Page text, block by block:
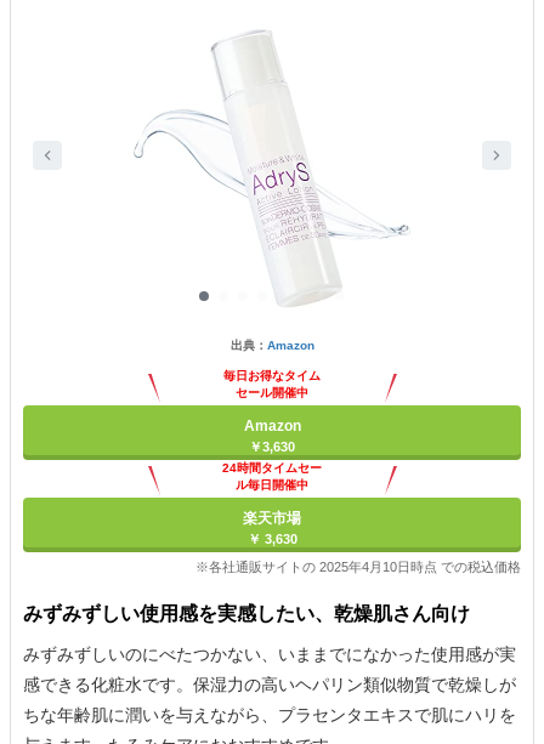
出典： Amazon
毎日お得なタイム
セール開催中
Amazon
￥3,630
24時間タイムセー
ル毎日開催中
楽天市場
￥ 3,630
※各社通販サイトの 2025年4月10日時点 での税込価格
みずみずしい使用感を実感したい、乾燥肌さん向け
みずみずしいのにべたつかない、いままでになかった使用感が実
感できる化粧水です。保湿力の高いヘパリン類似物質で乾燥しが
ちな年齢肌に潤いを与えながら、プラセンタエキスで肌にハリを